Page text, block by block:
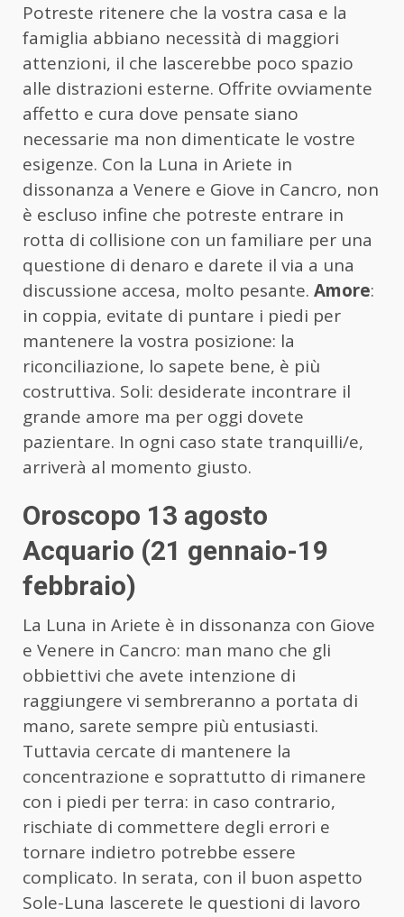
Potreste ritenere che la vostra casa e la
famiglia abbiano necessità di maggiori
attenzioni, il che lascerebbe poco spazio
alle distrazioni esterne. Offrite ovviamente
affetto e cura dove pensate siano
necessarie ma non dimenticate le vostre
esigenze. Con la Luna in Ariete in
dissonanza a Venere e Giove in Cancro, non
è escluso infine che potreste entrare in
rotta di collisione con un familiare per una
questione di denaro e darete il via a una
discussione accesa, molto pesante. Amore:
in coppia, evitate di puntare i piedi per
mantenere la vostra posizione: la
riconciliazione, lo sapete bene, è più
costruttiva. Soli: desiderate incontrare il
grande amore ma per oggi dovete
pazientare. In ogni caso state tranquilli/e,
arriverà al momento giusto.
Oroscopo 13 agosto
Acquario (21 gennaio-19
febbraio)
La Luna in Ariete è in dissonanza con Giove
e Venere in Cancro: man mano che gli
obbiettivi che avete intenzione di
raggiungere vi sembreranno a portata di
mano, sarete sempre più entusiasti.
Tuttavia cercate di mantenere la
concentrazione e soprattutto di rimanere
con i piedi per terra: in caso contrario,
rischiate di commettere degli errori e
tornare indietro potrebbe essere
complicato. In serata, con il buon aspetto
Sole-Luna lascerete le questioni di lavoro